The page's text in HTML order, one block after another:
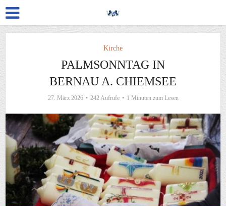
Kirche
PALMSONNTAG IN
BERNAU A. CHIEMSEE
27. März 2026 242 Aufrufe 1 Minuten zum Lesen